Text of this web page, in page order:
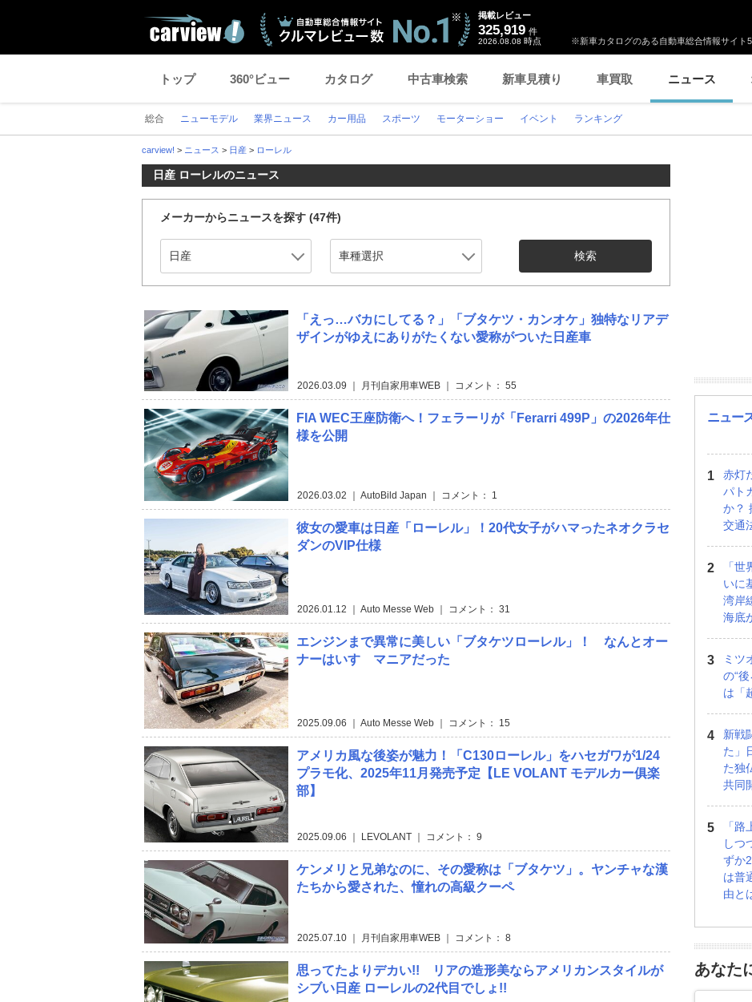
※新車カタログのある自動車総合情報サイト
掲載レビュー
325,919 件
2026.08.08 時点
トップ 360°ビュー カタログ 中古車検索 新車見積り 車買取 ニュース
総合 ニューモデル 業界ニュース カー用品 スポーツ モーターショー イベント ランキング
carview! > ニュース > 日産 > ローレル
日産 ローレルのニュース
メーカーからニュースを探す (47件)
検索
「えっ…バカにしてる？」「ブタケツ・カンオケ」独特なリアデ
ザインがゆえにありがたくない愛称がついた日産車
2026.03.09 ｜ 月刊自家用車WEB ｜ コメント： 55
FIA WEC王座防衛へ！フェラーリが「Ferarri 499P」の2026年仕
様を公開
2026.03.02 ｜ AutoBild Japan ｜ コメント： 1
彼女の愛車は日産「ローレル」！20代女子がハマったネオクラセ
ダンのVIP仕様
2026.01.12 ｜ Auto Messe Web ｜ コメント： 31
エンジンまで異常に美しい「ブタケツローレル」！ なんとオー
ナーはいすゞマニアだった
2025.09.06 ｜ Auto Messe Web ｜ コメント： 15
アメリカ風な後姿が魅力！「C130ローレル」をハセガワが1/24
プラモ化、2025年11月発売予定【LE VOLANT モデルカー俱楽
部】
2025.09.06 ｜ LEVOLANT ｜ コメント： 9
ケンメリと兄弟なのに、その愛称は「ブタケツ」。ヤンチャな漢
たちから愛された、憧れの高級クーペ
2025.07.10 ｜ 月刊自家用車WEB ｜ コメント： 8
思ってたよりデカい!! リアの造形美ならアメリカンスタイルが
シブい日産 ローレルの2代目でしょ!!
ニュー
赤灯
パト
か？
交通
「
いに
湾岸
海底
ミツ
の“
は「
新戦
た」
た独
共同
「
しつ
ずか
は普
由と
あなた